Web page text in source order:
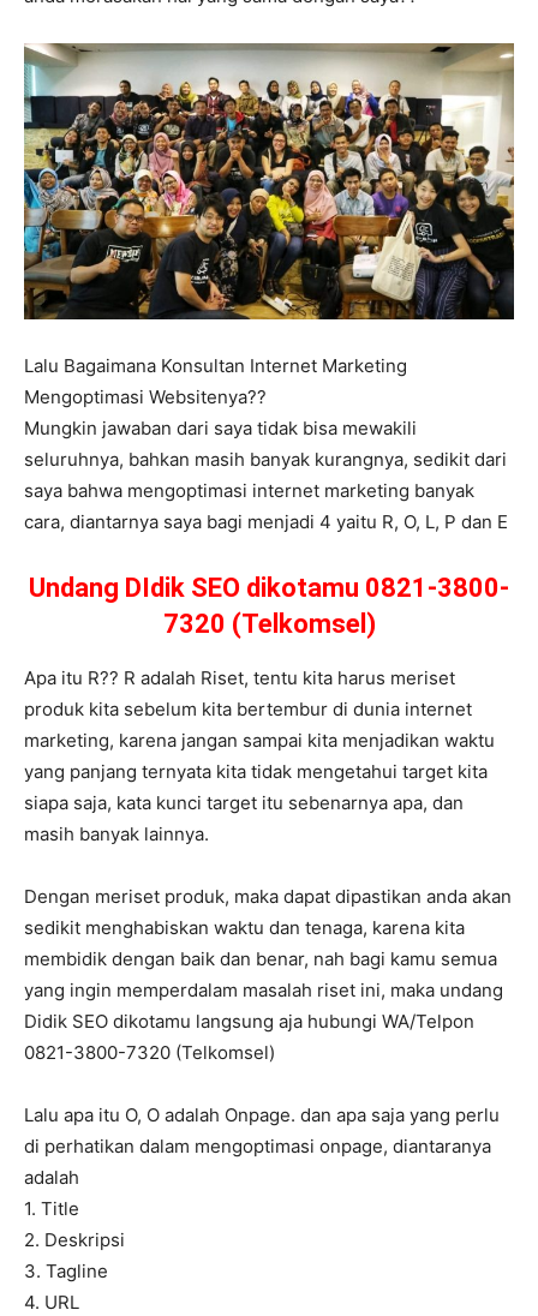
Lalu Bagaimana Konsultan Internet Marketing
Mengoptimasi Websitenya??
Mungkin jawaban dari saya tidak bisa mewakili
seluruhnya, bahkan masih banyak kurangnya, sedikit dari
saya bahwa mengoptimasi internet marketing banyak
cara, diantarnya saya bagi menjadi 4 yaitu R, O, L, P dan E
Undang DIdik SEO dikotamu 0821-3800-
7320 (Telkomsel)
Apa itu R?? R adalah Riset, tentu kita harus meriset
produk kita sebelum kita bertembur di dunia internet
marketing, karena jangan sampai kita menjadikan waktu
yang panjang ternyata kita tidak mengetahui target kita
siapa saja, kata kunci target itu sebenarnya apa, dan
masih banyak lainnya.
Dengan meriset produk, maka dapat dipastikan anda akan
sedikit menghabiskan waktu dan tenaga, karena kita
membidik dengan baik dan benar, nah bagi kamu semua
yang ingin memperdalam masalah riset ini, maka undang
Didik SEO dikotamu langsung aja hubungi WA/Telpon
0821-3800-7320 (Telkomsel)
Lalu apa itu O, O adalah Onpage. dan apa saja yang perlu
di perhatikan dalam mengoptimasi onpage, diantaranya
adalah
1. Title
2. Deskripsi
3. Tagline
4. URL